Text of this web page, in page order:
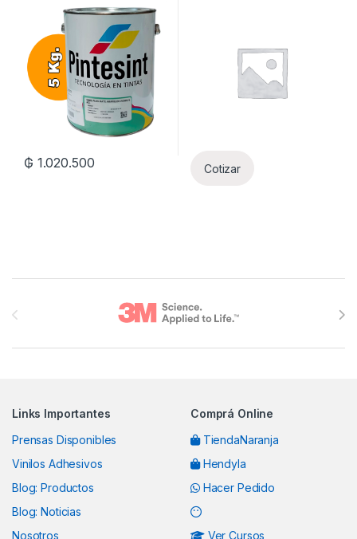
₲ 1.020.500 Cotizar
Links Importantes
Prensas Disponibles
Vinilos Adhesivos
Blog: Productos
Blog: Noticias
Nosotros
Comprá Online
TiendaNaranja
Hendyla
Hacer Pedido
Ver Cursos